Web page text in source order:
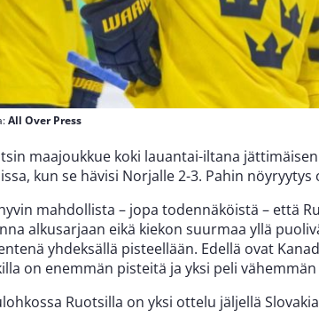
All Over Press
maajoukkue koki lauantai-iltana
kun se hävisi Norjalle 2-3. Pahin
mahdollista – jopa todennäköistä – että
alkusarjaan eikä kiekon suurmaa yllä
yhdeksällä pisteellään. Edellä ovat
on enemmän pisteitä ja yksi peli
Ruotsilla on yksi ottelu jäljellä